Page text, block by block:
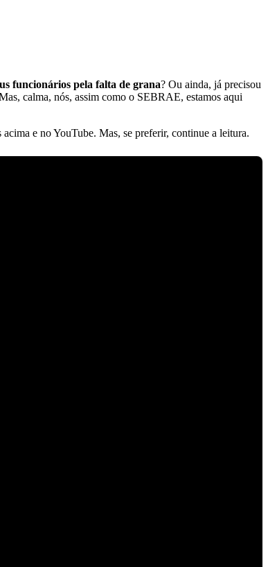
funcionários pela falta de grana? Ou ainda, já precisou
calma, nós, assim como o SEBRAE, estamos aqui
acima e noYouTube. Mas, se preferir, continue a leitura.